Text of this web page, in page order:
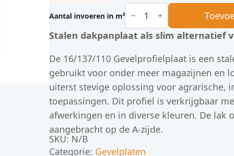
Aantal invoeren in m²
16/137/1100
Gevel
Stalen dakpanplaat als slim alternatief
De 16/137/110 Gevelprofielplaat is een
gebruikt voor onder meer magazijnen en
uiterst stevige oplossing voor agrarische,
toepassingen. Dit profiel is verkrijgbaar
afwerkingen en in diverse kleuren. De lak
aangebracht op de A-zijde.
SKU: N/B
Categorie: Gevelplaten